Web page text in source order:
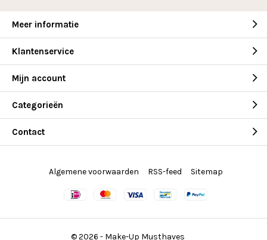
Meer informatie
Klantenservice
Mijn account
Categorieën
Contact
© 2026 - Make-Up Musthaves
Algemene voorwaarden RSS-feed Sitemap